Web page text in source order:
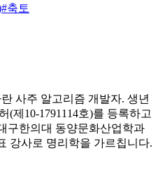
#축토
사주 알고리즘 개발자. 생년
(제10-1791114호)를 등록하고
구한의대 동양문화산업학과
강사로 명리학을 가르칩니다.